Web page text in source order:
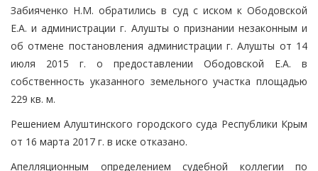
Забияченко Н.М. обратились в суд с иском к Ободовской
Е.А. и администрации г. Алушты о признании незаконным и
об отмене постановления администрации г. Алушты от 14
июля 2015 г. о предоставлении Ободовской Е.А. в
собственность указанного земельного участка площадью
229 кв. м.
Решением Алуштинского городского суда Республики Крым
от 16 марта 2017 г. в иске отказано.
Апелляционным определением судебной коллегии по